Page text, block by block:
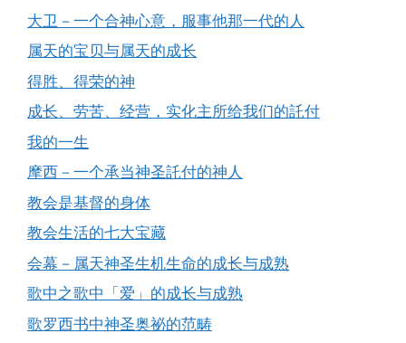
大卫－一个合神心意，服事他那一代的人
属天的宝贝与属天的成长
得胜、得荣的神
成长、劳苦、经营，实化主所给我们的託付
我的一生
摩西－一个承当神圣託付的神人
教会是基督的身体
教会生活的七大宝藏
会幕－属天神圣生机生命的成长与成熟
歌中之歌中「爱」的成长与成熟
歌罗西书中神圣奥祕的范畴